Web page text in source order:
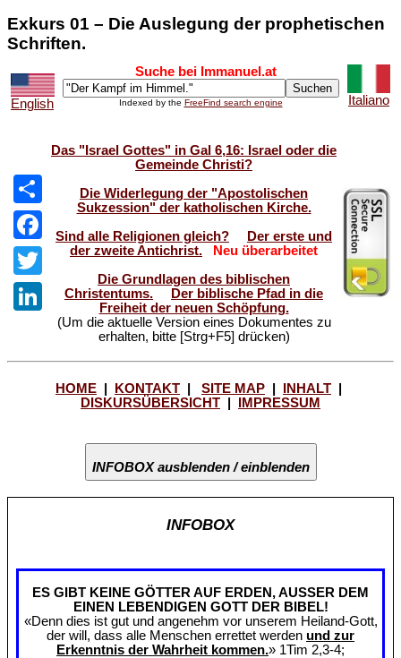
Exkurs 01 – Die Auslegung der prophetischen
Schriften.
English
Suche bei Immanuel.at
Indexed by the FreeFind search engine Italiano
Share
Facebook
Twitter
LinkedIn
Das "Israel Gottes" in Gal 6,16: Israel oder die
Gemeinde Christi?
Die Widerlegung der "Apostolischen
Sukzession" der katholischen Kirche.
Sind alle Religionen gleich?
Der erste und
der zweite Antichrist.
Neu überarbeitet
Die Grundlagen des biblischen
Christentums.
Der biblische Pfad in die
Freiheit der neuen Schöpfung.
(Um die aktuelle Version eines Dokumentes zu
erhalten, bitte [Strg+F5] drücken)
HOME KONTAKT SITE MAP INHALT
DISKURSÜBERSICHT
IMPRESSUM
INFOBOX ausblenden / einblenden
INFOBOX
ES GIBT KEINE GÖTTER AUF ERDEN, AUSSER DEM
EINEN LEBENDIGEN GOTT DER BIBEL!
«Denn dies ist gut und angenehm vor unserem Heiland-Gott,
der will, dass alle Menschen errettet werden und zur
Erkenntnis der Wahrheit kommen.» 1Tim 2,3-4;